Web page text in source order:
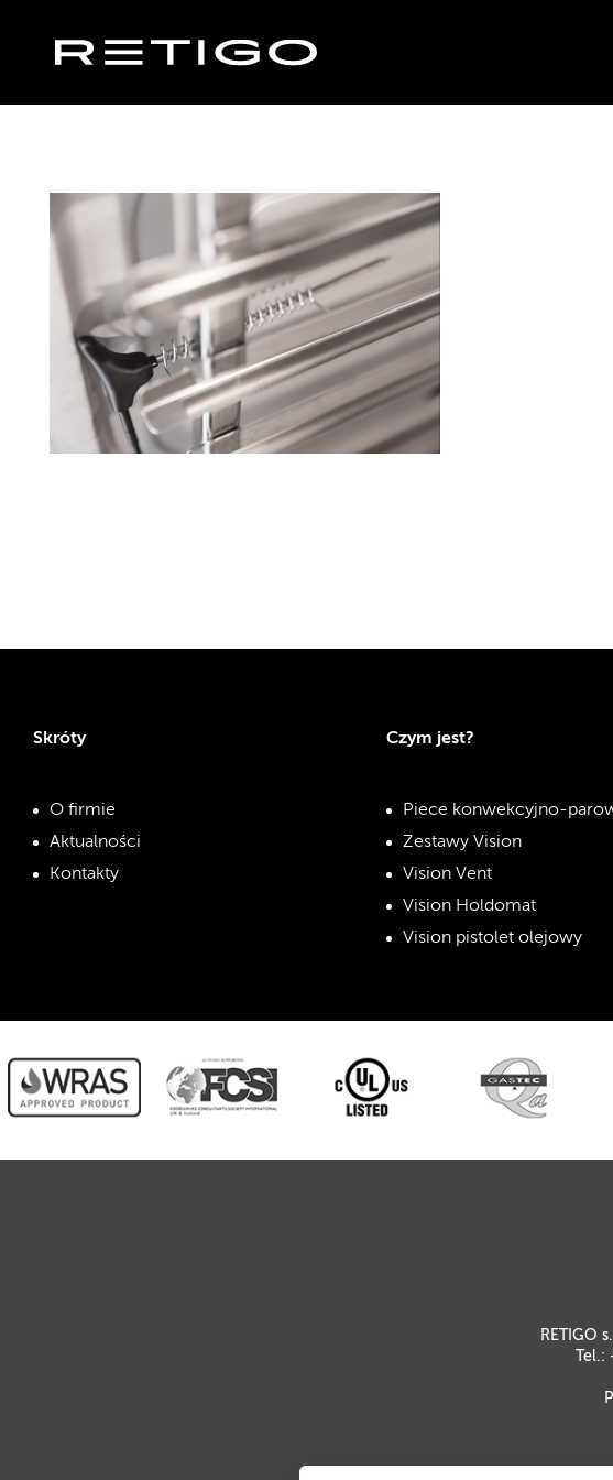
Skróty
O firmie
Aktualności
Kontakty
Czym jest?
Piece konwekcyjno-
Zestawy Vision
Vision Vent
Vision Holdomat
Vision pistolet olejowy
RETIGO
Tel.: